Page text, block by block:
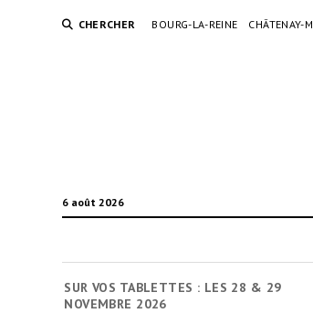
CHERCHER BOURG-LA-REINE CHÂTENAY-
6 août 2026
SUR VOS TABLETTES : LES 28 & 29
NOVEMBRE 2026